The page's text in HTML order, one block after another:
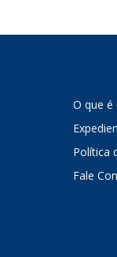
O que
Política
Fale